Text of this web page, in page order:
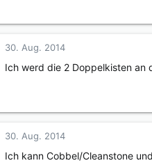
30. Aug. 2014
Ich werd die 2 Doppelkisten an
30. Aug. 2014
Ich kann Cobbel/Cleanstone